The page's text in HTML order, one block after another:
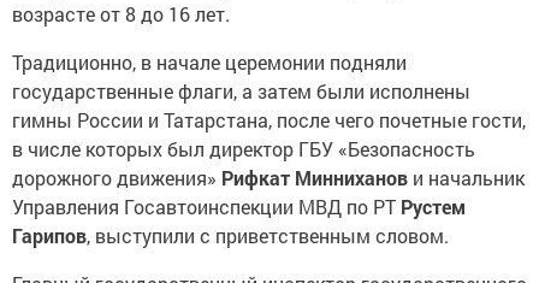
возрасте от 8 до 16 лет.
Традиционно, в начале церемонии подняли
государственные флаги, а затем были исполнены
гимны России и Татарстана, после чего почетные гости,
в числе которых был директор ГБУ «Безопасность
дорожного движения» Рифкат Минниханов и начальник
Управления Госавтоинспекции МВД по РТ Рустем
Гарипов, выступили с приветственным словом.